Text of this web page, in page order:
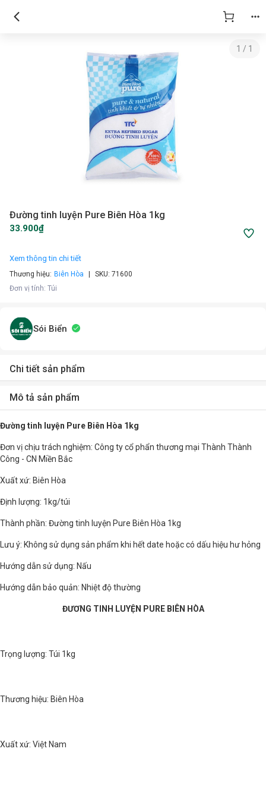
1 / 1
Đường tinh luyện Pure Biên Hòa 1kg
33.900₫
Xem thông tin chi tiết
Thương hiệu: Biên Hòa SKU: 71600
Đơn vị tính: Túi
Sói Biển
Chi tiết sản phẩm
Mô tả sản phẩm
Đường tinh luyện Pure Biên Hòa 1kg
Đơn vị chịu trách nghiệm: Công ty cổ phẩn thương mại Thành Thành
Công - CN Miền Bắc
Xuất xứ: Biên Hòa
Định lượng: 1kg/túi
Thành phần: Đường tinh luyện Pure Biên Hòa 1kg
Lưu ý: Không sử dụng sản phẩm khi hết date hoặc có dấu hiệu hư hỏng
Hướng dẫn sử dụng: Nấu
Hướng dẫn bảo quản: Nhiệt độ thường
ĐƯƠNG TINH LUYỆN PURE BIÊN HÒA
Trọng lượng: Túi 1kg
Thương hiệu: Biên Hòa
Xuất xứ: Việt Nam